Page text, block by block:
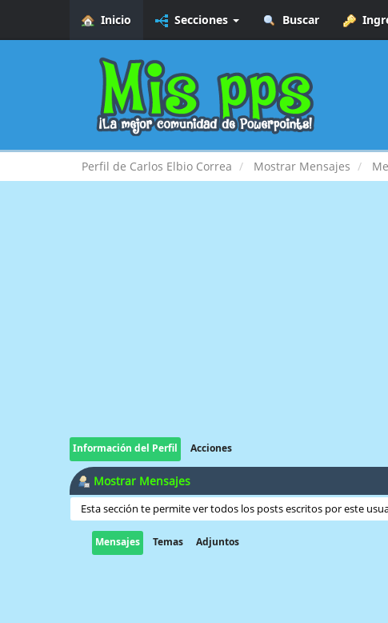
Inicio Secciones Buscar
Perfil de Carlos Elbio Correa Mostrar Mensajes
Información del Perfil Acciones
Mostrar Mensajes
Esta sección te permite ver todos los posts escritos por este
Mensajes Temas Adjuntos